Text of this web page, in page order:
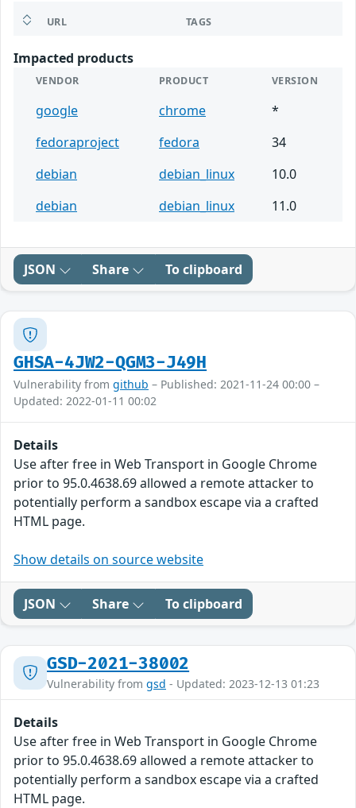
URL TAGS
Impacted products
VENDOR PRODUCT VERSION
google chrome
*
fedoraproject
fedora
34
debian
debian_linux
10.0
debian
debian_linux 11.0
JSON Share To clipboard
GHSA-4JW2-QGM3-J49H
Vulnerability from github – Published: 2021-11-24 00:00 –
Updated: 2022-01-11 00:02
Details
Use after free in Web Transport in Google Chrome
prior to 95.0.4638.69 allowed a remote attacker to
potentially perform a sandbox escape via a crafted
HTML page.
Show details on source website
JSON Share To clipboard
GSD-2021-38002
Vulnerability from gsd - Updated: 2023-12-13 01:23
Details
Use after free in Web Transport in Google Chrome
prior to 95.0.4638.69 allowed a remote attacker to
potentially perform a sandbox escape via a crafted
HTML page.